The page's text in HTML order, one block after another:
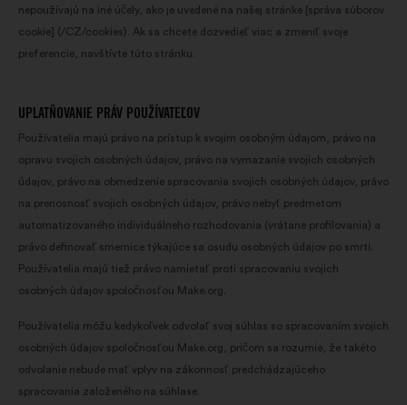
nepoužívajú na iné účely, ako je uvedené na našej stránke [správa súborov
cookie] (/CZ/cookies). Ak sa chcete dozvedieť viac a zmeniť svoje
preferencie, navštívte túto stránku.
UPLATŇOVANIE PRÁV POUŽÍVATEĽOV
Používatelia majú právo na prístup k svojim osobným údajom, právo na
opravu svojich osobných údajov, právo na vymazanie svojich osobných
údajov, právo na obmedzenie spracovania svojich osobných údajov, právo
na prenosnosť svojich osobných údajov, právo nebyť predmetom
automatizovaného individuálneho rozhodovania (vrátane profilovania) a
právo definovať smernice týkajúce sa osudu osobných údajov po smrti.
Používatelia majú tiež právo namietať proti spracovaniu svojich
osobných údajov spoločnosťou Make.org.
Používatelia môžu kedykoľvek odvolať svoj súhlas so spracovaním svojich
osobných údajov spoločnosťou Make.org, pričom sa rozumie, že takéto
odvolanie nebude mať vplyv na zákonnosť predchádzajúceho
spracovania založeného na súhlase.